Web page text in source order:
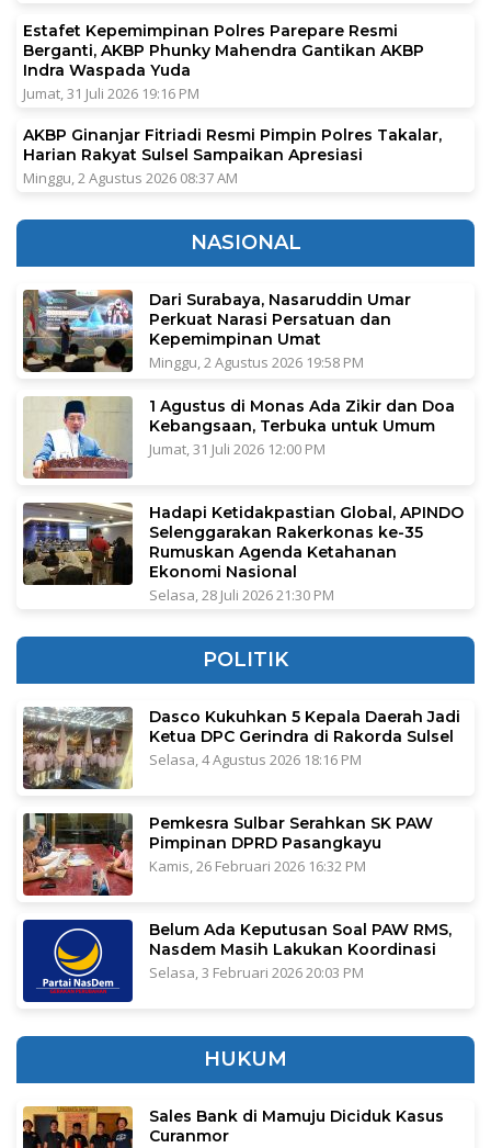
Estafet Kepemimpinan Polres Parepare Resmi
Berganti, AKBP Phunky Mahendra Gantikan AKBP
Indra Waspada Yuda
Jumat, 31 Juli 2026 19:16 PM
AKBP Ginanjar Fitriadi Resmi Pimpin Polres Takalar,
Harian Rakyat Sulsel Sampaikan Apresiasi
Minggu, 2 Agustus 2026 08:37 AM
NASIONAL
Dari Surabaya, Nasaruddin Umar
Perkuat Narasi Persatuan dan
Kepemimpinan Umat
Minggu, 2 Agustus 2026 19:58 PM
1 Agustus di Monas Ada Zikir dan Doa
Kebangsaan, Terbuka untuk Umum
Jumat, 31 Juli 2026 12:00 PM
Hadapi Ketidakpastian Global, APINDO
Selenggarakan Rakerkonas ke-35
Rumuskan Agenda Ketahanan
Ekonomi Nasional
Selasa, 28 Juli 2026 21:30 PM
POLITIK
Dasco Kukuhkan 5 Kepala Daerah Jadi
Ketua DPC Gerindra di Rakorda Sulsel
Selasa, 4 Agustus 2026 18:16 PM
Pemkesra Sulbar Serahkan SK PAW
Pimpinan DPRD Pasangkayu
Kamis, 26 Februari 2026 16:32 PM
Belum Ada Keputusan Soal PAW RMS,
Nasdem Masih Lakukan Koordinasi
Selasa, 3 Februari 2026 20:03 PM
HUKUM
Sales Bank di Mamuju Diciduk Kasus
Curanmor